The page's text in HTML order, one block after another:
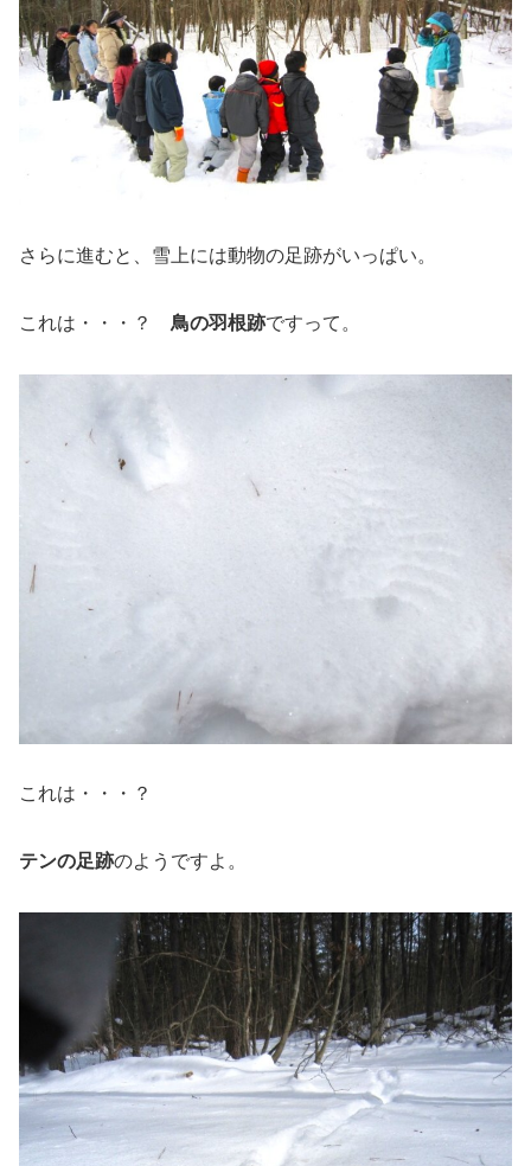
さらに進むと、雪上には動物の足跡がいっぱい。
これは・・・？ 鳥の羽根跡ですって。
これは・・・？
テンの足跡のようですよ。